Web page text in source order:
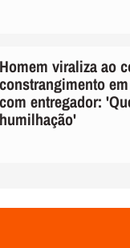
Homem viraliza ao
constrangimento
com entregador:
humilhação'